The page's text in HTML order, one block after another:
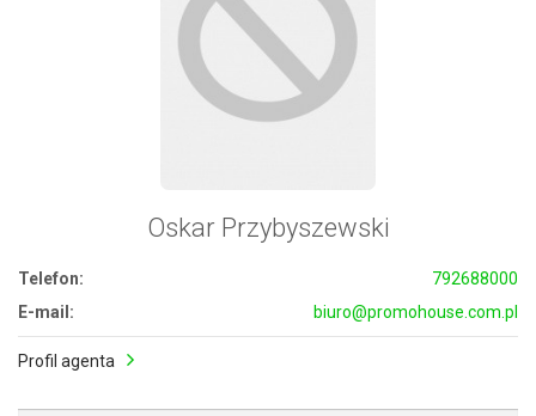
Oskar Przybyszewski
Telefon:
792688000
E-mail:
biuro@promohouse.com.pl
Profil agenta